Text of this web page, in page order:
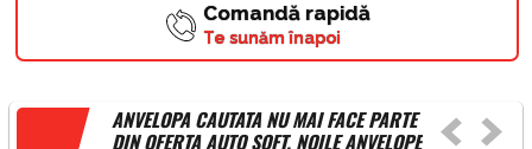
Comandă rapidă
Te sunăm înapoi
ANVELOPA CAUTATA NU MAI FACE PARTE
DIN OFERTA AUTO SOFT. NOILE ANVELOPE